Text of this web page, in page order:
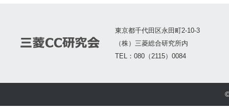
東京都千代田区永田町2-10-3
（株）三菱総合研究所内
TEL：080（2115）0084